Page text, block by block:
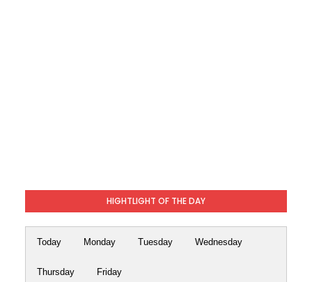
HIGHTLIGHT OF THE DAY
Today Monday Tuesday Wednesday
Thursday Friday